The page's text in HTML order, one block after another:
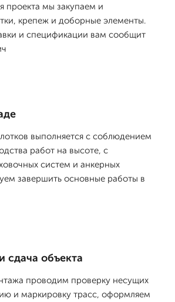
проекта мы закупаем и
крепеж и доборные элементы.
и спецификации вам сообщит
выполняется с соблюдением
работ на высоте, с
систем и анкерных
завершить основные работы в
сдача объекта
проводим проверку несущих
и маркировку трасс, оформляем